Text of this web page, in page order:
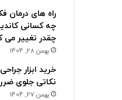
چه کسانی
چقدر تغییر می
بهمن 28, 1404
خرید ابزار
نکاتی جلوی
بهمن 27, 1404